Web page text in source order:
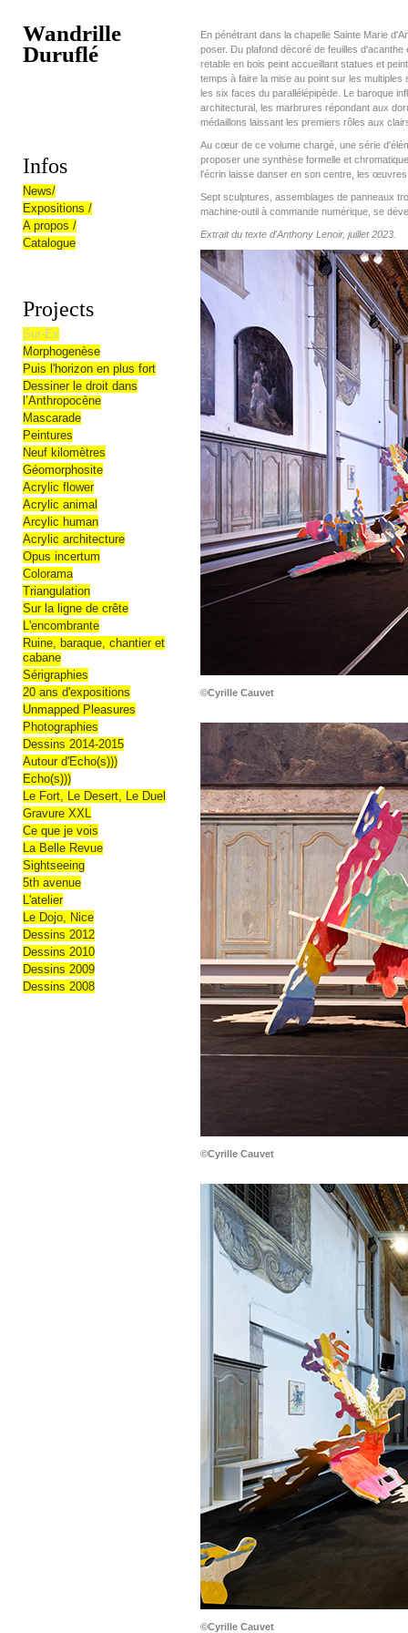
Wandrille
Duruflé
Infos
News/
Expositions /
A propos /
Catalogue
Projects
Sur-Ex
Morphogenèse
Puis l'horizon en plus fort
Dessiner le droit dans
l’Anthropocène
Mascarade
Peintures
Neuf kilomètres
Géomorphosite
Acrylic flower
Acrylic animal
Arcylic human
Acrylic architecture
Opus incertum
Colorama
Triangulation
Sur la ligne de crête
L'encombrante
Ruine, baraque, chantier et
cabane
Sérigraphies
20 ans d'expositions
Unmapped Pleasures
Photographies
Dessins 2014-2015
Autour d'Echo(s)))
Echo(s)))
Le Fort, Le Desert, Le Duel
Gravure XXL
Ce que je vois
La Belle Revue
Sightseeing
5th avenue
L'atelier
Le Dojo, Nice
Dessins 2012
Dessins 2010
Dessins 2009
Dessins 2008
En pénétrant dans la chapelle Sainte Marie
poser. Du plafond décoré de feuilles d'acanthe
retable en bois peint accueillant statues et
temps à faire la mise au point sur les
les six faces du parallélépipède. Le baroque
architectural, les marbrures répondant aux
médaillons laissant les premiers rôles aux
Au cœur de ce volume chargé, une série
proposer une synthèse formelle et
l'écrin laisse danser en son centre, les œuvres
Sept sculptures, assemblages de panneaux
machine-outil à commande numérique, se
Extrait du texte d'Anthony Lenoir, juillet 2023.
©Cyrille Cauvet
©Cyrille Cauvet
©Cyrille Cauvet